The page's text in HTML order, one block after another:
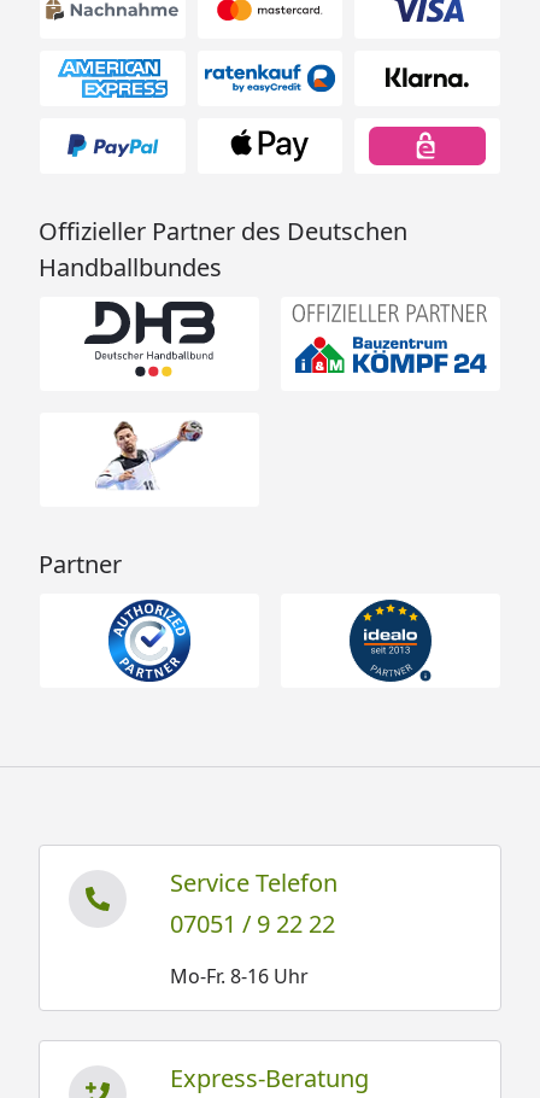
Offizieller Partner des Deutschen
Handballbundes
Partner
Service Telefon
07051 / 9 22 22
Mo-Fr. 8-16 Uhr
Express-Beratung